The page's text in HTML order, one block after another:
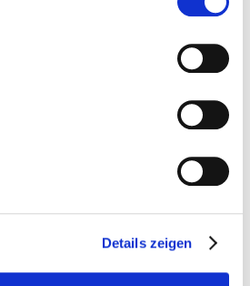
Details zeigen
MkII during High End Vienna